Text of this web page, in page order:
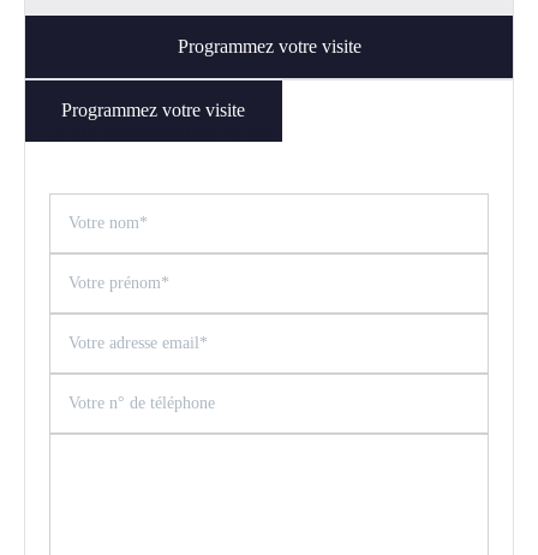
Programmez votre visite
Programmez votre visite